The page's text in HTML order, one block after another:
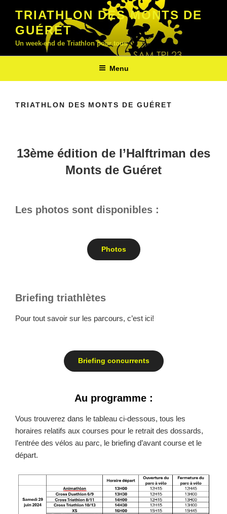
contenu
principal
TRIATHLON DES MONTS DE
GUÉRET
Un week-end de Triathlon pour tous
Menu
TRIATHLON DES MONTS DE GUÉRET
13ème édition de l’Halftriman des
Monts de Guéret
Les photos sont disponibles :
Photos
Briefing triathlètes
Pour tout savoir sur les parcours, c’est ici!
Briefing concurrents
Au programme :
Vous trouverez dans le tableau ci-dessous, tous les
horaires relatifs aux courses pour le retrait des dossards,
l’entrée des vélos au parc, le briefing d’avant course et le
départ.